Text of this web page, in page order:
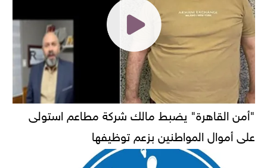
"أمن القاهرة" يضبط مالك شركة مطاعم استولى
على أموال المواطنين بزعم توظيفها